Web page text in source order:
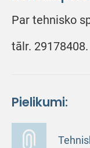
Par tehnisko
tālr. 29178408.
Pielikumi: